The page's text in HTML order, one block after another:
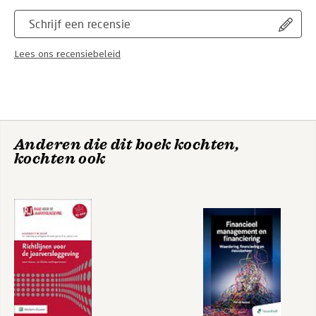
Schrijf een recensie
Lees ons recensiebeleid
Anderen die dit boek kochten,
kochten ook